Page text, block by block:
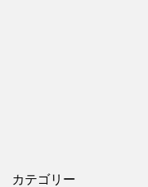
カテゴリー